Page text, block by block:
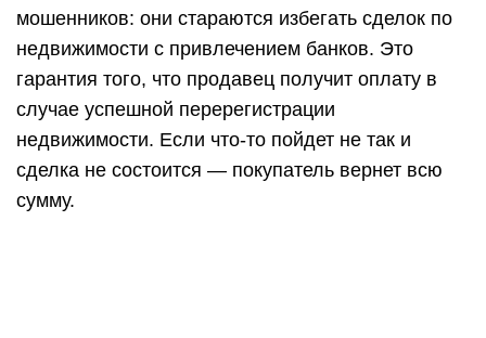
мошенников: они стараются избегать сделок по
недвижимости с привлечением банков. Это
гарантия того, что продавец получит оплату в
случае успешной перерегистрации
недвижимости. Если что-то пойдет не так и
сделка не состоится — покупатель вернет всю
сумму.